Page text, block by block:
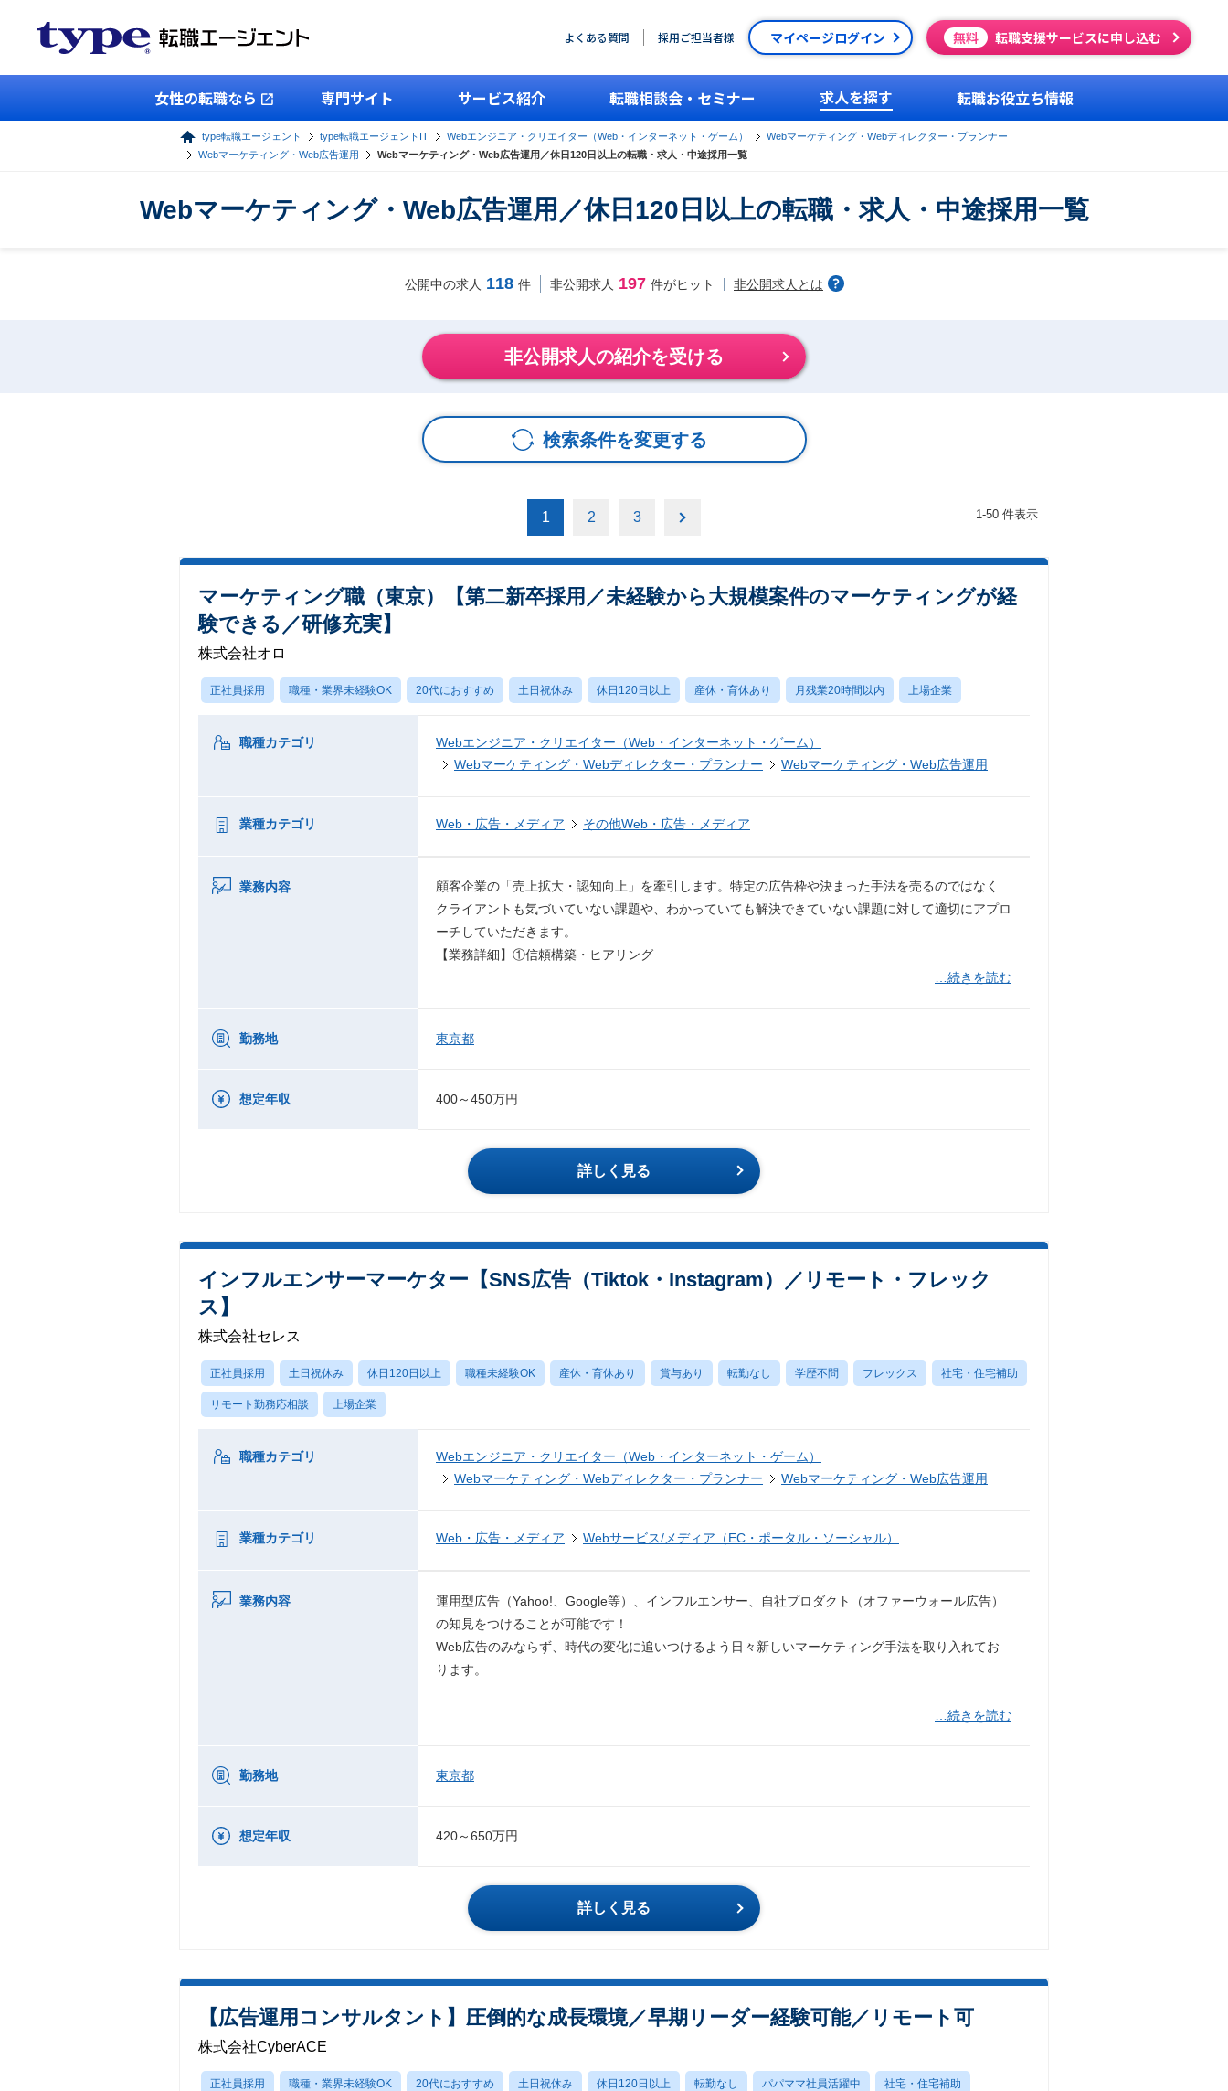
よくある質問 採用ご担当者様 マイページログイン 無料 転職支援サービスに申し込む
女性の転職なら 専門サイト サービス紹介 転職相談会・セミナー 求人を探す 転職お役立ち情報
type転職エージェント type転職エージェントIT Webエンジニア・クリエイター（Web・インターネット・ゲーム）
Webマーケティング・Webディレクター・プランナー
Webマーケティング・Web広告運用
Webマーケティング・Web広告運用／休日120日以上の転職・求人・中途採用一覧
Webマーケティング・Web広告運用／休日120日以上の転職・求人・中途採用一覧
公開中の求人 118 件 非公開求人 197 件がヒット 非公開求人とは
非公開求人の紹介を受ける
検索条件を変更する
1 2 3 1-50 件表示
マーケティング職（東京）【第二新卒採用／未経験から大規模案件のマーケティングが経
験できる／研修充実】
株式会社オロ
正社員採用 職種・業界未経験OK 20代におすすめ 土日祝休み 休日120日以上 産休・育休あり 月残業20時間以内 上場企業
職種カテゴリ
Webエンジニア・クリエイター（Web・インターネット・ゲーム）
Webマーケティング・Webディレクター・プランナー
Webマーケティング・Web広告運用
業種カテゴリ Web・広告・メディア その他Web・広告・メディア
業務内容
顧客企業の「売上拡大・認知向上」を牽引します。特定の広告枠や決まった手法を売るのではなく
クライアントも気づいていない課題や、わかっていても解決できていない課題に対して適切にアプロ
ーチしていただきます。
【業務詳細】①信頼構築・ヒアリング
…続きを読む
勤務地 東京都
想定年収 400～450万円
詳しく見る
インフルエンサーマーケター【SNS広告（Tiktok・Instagram）／リモート・フレック
ス】
株式会社セレス
正社員採用 土日祝休み 休日120日以上 職種未経験OK 産休・育休あり 賞与あり 転勤なし 学歴不問 フレックス 社宅・住宅補助
リモート勤務応相談 上場企業
職種カテゴリ
Webエンジニア・クリエイター（Web・インターネット・ゲーム）
Webマーケティング・Webディレクター・プランナー
Webマーケティング・Web広告運用
業種カテゴリ Web・広告・メディア Webサービス/メディア（EC・ポータル・ソーシャル）
業務内容
運用型広告（Yahoo!、Google等）、インフルエンサー、自社プロダクト（オファーウォール広告）
の知見をつけることが可能です！
Web広告のみならず、時代の変化に追いつけるよう日々新しいマーケティング手法を取り入れてお
ります。
…続きを読む
勤務地 東京都
想定年収 420～650万円
詳しく見る
【広告運用コンサルタント】圧倒的な成長環境／早期リーダー経験可能／リモート可
株式会社CyberACE
正社員採用 職種・業界未経験OK 20代におすすめ 土日祝休み 休日120日以上 転勤なし パパママ社員活躍中 社宅・住宅補助